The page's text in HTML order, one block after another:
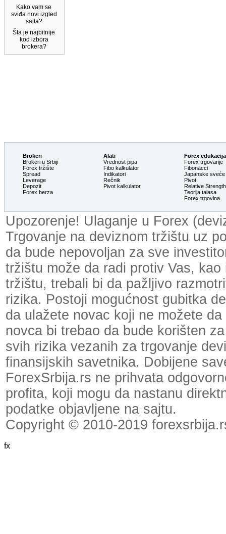
Kako vam se
sviđa novi izgled
sajta?
Šta je najbitnije
kod izbora
brokera?
Brokeri
Brokeri u Srbiji
Forex tržište
Spread
Leverage
Depozit
Forex berza
Alati
Vrednost pipa
Fibo kalkulator
Indikatori
Rečnik
Pivot kalkulator
Forex edukacija
Forex trgovanje
Fibonacci
Japanske sveće
Pivot
Relative
Teorija talasa
Forex trgovina
Upozorenje! Ulaganje u Forex
Trgovanje na deviznom tržištu uz
da bude nepovoljan za sve
tržištu može da radi protiv Vas,
tržištu, trebali bi da pažljivo
rizika. Postoji mogućnost gubitka
da ulažete novac koji ne možete
novca bi trebao da bude korišten
svih rizika vezanih za trgovanje
finansijskih savetnika. Dobijene
ForexSrbija.rs ne prihvata
profita, koji mogu da nastanu
podatke objavljene na sajtu.
Copyright © 2010-2019
fx